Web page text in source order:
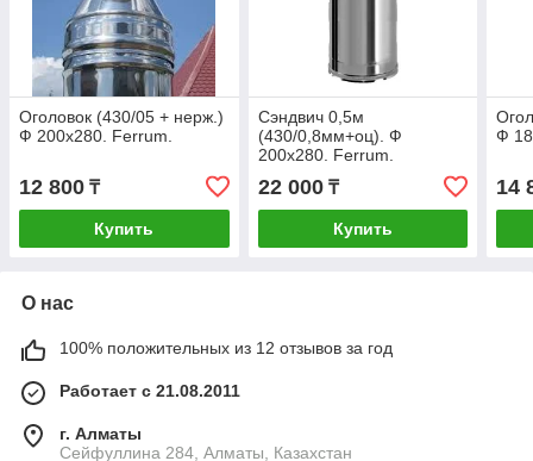
Оголовок (430/05 + нерж.)
Ф 200х280. Ferrum.
12 800 ₸
Купить
Сэндвич 0,5м
(430/0,8мм+оц). Ф
200х280. Ferrum.
22 000₸
Купить
Ф
14
О нас
100% положительных из 12 отзывов за год
Работает с 21.08.2011
г. Алматы
Сейфуллина 284, Алматы, Казахстан